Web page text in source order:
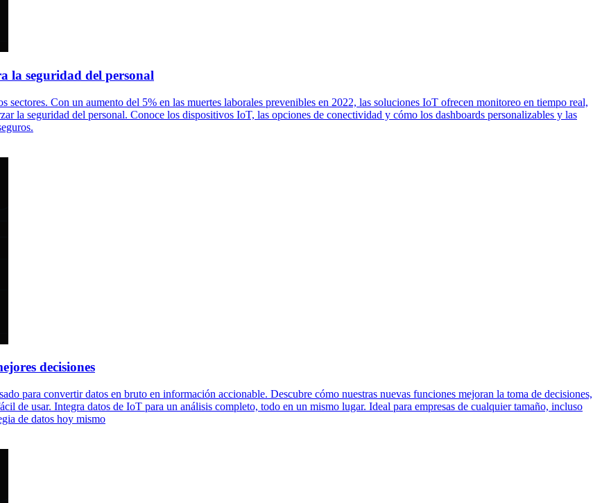
la seguridad del personal
Con un aumento del 5% en las muertes laborales prevenibles en 2022, las soluciones IoT ofrecen monitoreo en tiempo real,
la seguridad del personal. Conoce los dispositivos IoT, las opciones de conectividad y cómo los dashboards personalizables y las
decisiones
para convertir datos en bruto en información accionable. Descubre cómo nuestras nuevas funciones mejoran la toma de decisiones,
de usar. Integra datos de IoT para un análisis completo, todo en un mismo lugar. Ideal para empresas de cualquier tamaño, incluso
de datos hoy mismo